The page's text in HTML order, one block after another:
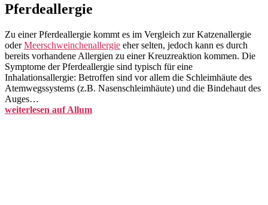
Pferdeallergie
Zu einer Pferdeallergie kommt es im Vergleich zur Katzenallergie
oderMeerschweinchenallergie eher selten, jedoch kann es durch
bereits vorhandene Allergien zu einer Kreuzreaktion kommen. Die
Symptome der Pferdeallergie sind typisch für eine
Inhalationsallergie: Betroffen sind vor allem die Schleimhäute des
Atemwegssystems (z.B. Nasenschleimhäute) und die Bindehaut des
Auges…
weiterlesen auf Allum